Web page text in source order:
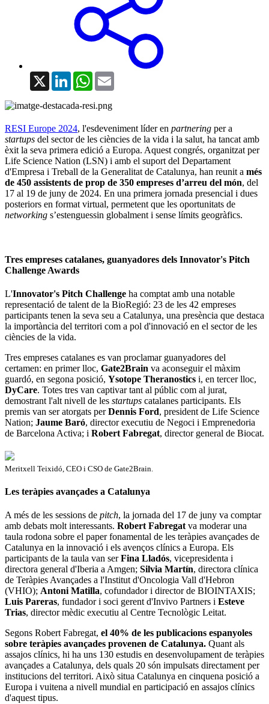
X LinkedInWhatsApp
RESI Europe 2024, l'esdeveniment líder en partnering per a
startups del sector de les ciències de la vida i la salut, ha tancat amb
èxit la seva primera edició a Europa. Aquest congrés, organitzat per
Life Science Nation (LSN) i amb el suport del Departament
d'Empresa i Treball de la Generalitat de Catalunya, han reunit a més
de 450 assistents de prop de 350 empreses d’arreu del món, del
17 al 19 de juny de 2024. En una primera jornada presencial i dues
posteriors en format virtual, permetent que les oportunitats de
networking s’estenguessin globalment i sense límits geogràfics.
Tres empreses catalanes, guanyadores dels Innovator's Pitch
Challenge Awards
L'Innovator's Pitch Challenge ha comptat amb una notable
representació de talent de la BioRegió: 23 de les 42 empreses
participants tenen la seva seu a Catalunya, una presència que destaca
la importància del territori com a pol d'innovació en el sector de les
ciències de la vida.
Tres empreses catalanes es van proclamar guanyadores del
certamen: en primer lloc, Gate2Brain va aconseguir el màxim
guardó, en segona posició, Ysotope Theranostics i, en tercer lloc,
DyCare. Totes tres van captivar tant al públic com al jurat,
demostrant l'alt nivell de les startups catalanes participants. Els
premis van ser atorgats perDennis Ford, president de Life Science
Nation; Jaume Baró, director executiu de Negoci i Emprenedoria
de Barcelona Activa; i Robert Fabregat, director general de Biocat.
Meritxell Teixidó, CEO i CSO de Gate2Brain.
Les teràpies avançades a Catalunya
A més de les sessions de pitch, la jornada del 17 de juny va comptar
amb debats molt interessants. Robert Fabregat va moderar una
taula rodona sobre el paper fonamental de les teràpies avançades de
Catalunya en la innovació i els avenços clínics a Europa. Els
participants de la taula van serFina Lladós, vicepresidenta i
directora general d'Iberia a Amgen; Silvia Martín, directora clínica
de Teràpies Avançades a l'Institut d'Oncologia Vall d'Hebron
(VHIO); Antoni Matilla, cofundador i director de BIOINTAXIS;
Luis Pareras, fundador i soci gerent d'Invivo Partners i Esteve
Trias, director mèdic executiu al Centre Tecnològic Leitat.
Segons Robert Fabregat, el 40% de les publicacions espanyoles
sobre teràpies avançades provenen de Catalunya. Quant als
assajos clínics, hi ha uns 130 estudis en desenvolupament de teràpies
avançades a Catalunya, dels quals 20 són impulsats directament per
institucions del territori. Això situa Catalunya en cinquena posició a
Europa i vuitena a nivell mundial en participació en assajos clínics
d'aquest tipus.